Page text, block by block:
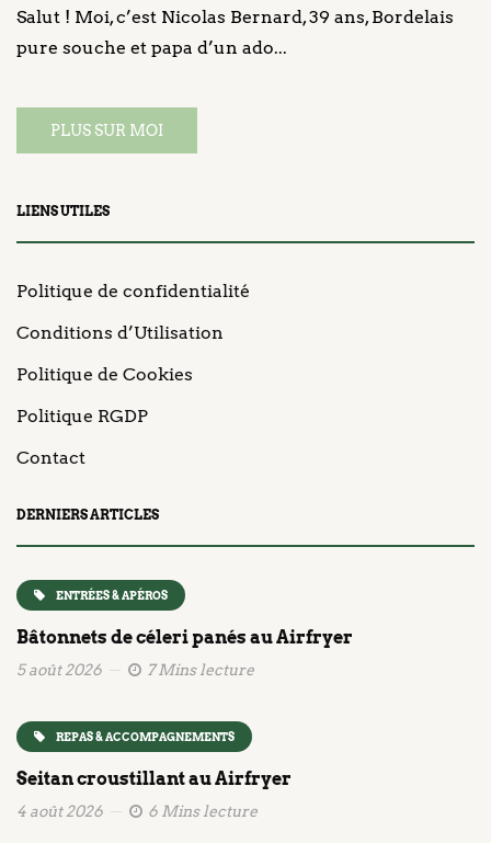
Salut ! Moi, c’est Nicolas Bernard, 39 ans, Bordelais
pure souche et papa d’un ado...
PLUS SUR MOI
LIENS UTILES
Politique de confidentialité
Conditions d’Utilisation
Politique de Cookies
Politique RGDP
Contact
DERNIERS ARTICLES
ENTRÉES & APÉROS
Bâtonnets de céleri panés au Airfryer
5 août 2026 7 Mins lecture
REPAS & ACCOMPAGNEMENTS
Seitan croustillant au Airfryer
4 août 2026 6 Mins lecture